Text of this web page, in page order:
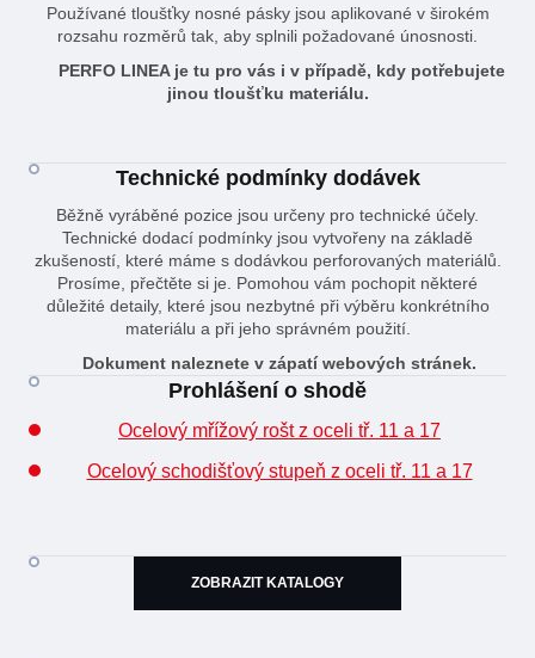
Používané tloušťky nosné pásky jsou aplikované v širokém
rozsahu rozměrů tak, aby splnili požadované únosnosti.
PERFO LINEA je tu pro vás i v případě, kdy potřebujete
jinou tloušťku materiálu.
Technické podmínky dodávek
Běžně vyráběné pozice jsou určeny pro technické účely.
Technické dodací podmínky jsou vytvořeny na základě
zkušeností, které máme s dodávkou perforovaných materiálů.
Prosíme, přečtěte si je. Pomohou vám pochopit některé
důležité detaily, které jsou nezbytné při výběru konkrétního
materiálu a při jeho správném použití.
Dokument naleznete v zápatí webových stránek.
Prohlášení o shodě
Ocelový mřížový rošt z oceli tř. 11 a 17
Ocelový schodišťový stupeň z oceli tř. 11 a 17
ZOBRAZIT KATALOGY